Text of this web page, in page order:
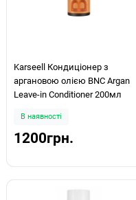
Karseell Кондиціонер з
аргановою олією BNC Argan
Leave-in Conditioner 200мл
В наявності
1200грн.